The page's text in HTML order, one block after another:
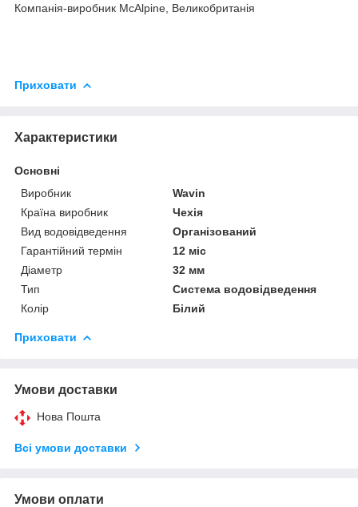
Компанія-виробник McAlpine, Великобританія
Приховати
Характеристики
Основні
Виробник
Wavin
Країна виробник
Чехія
Вид водовідведення
Організований
Гарантійний термін
12 міс
Діаметр
32 мм
Тип
Система водовідведення
Колір
Білий
Приховати
Умови доставки
Нова Пошта
Всі умови доставки
Умови оплати